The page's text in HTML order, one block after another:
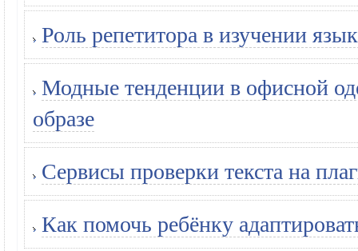
Роль репетитора в изучении
Модные тенденции в офисной
образе
Сервисы проверки текста на
Как помочь ребёнку